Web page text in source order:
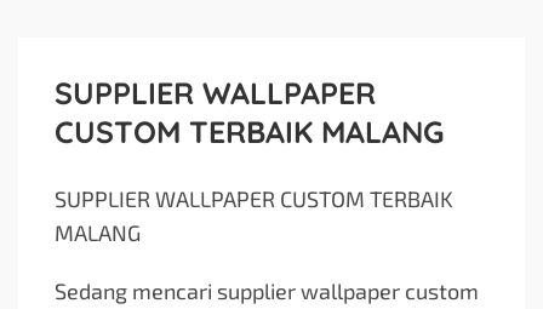
SUPPLIER WALLPAPER
CUSTOM TERBAIK MALANG
SUPPLIER WALLPAPER CUSTOM TERBAIK
MALANG
Sedang mencari supplier wallpaper custom